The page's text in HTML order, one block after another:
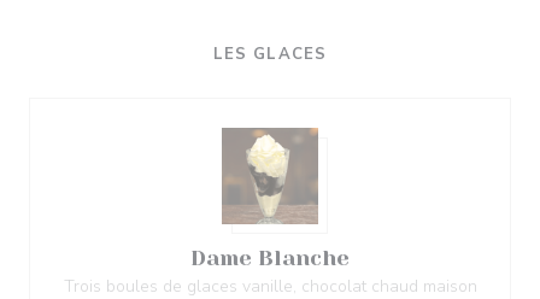
LES GLACES
Dame Blanche
Trois boules de glaces vanille, chocolat chaud maison